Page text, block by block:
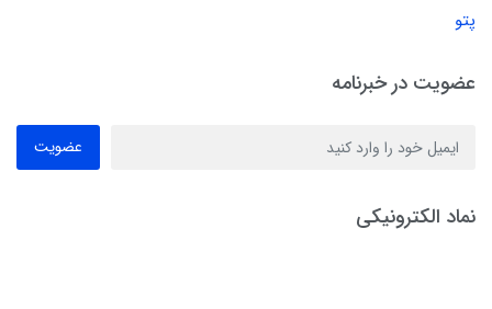
پتو
عضویت در خبرنامه
عضویت
نماد الکترونیکی